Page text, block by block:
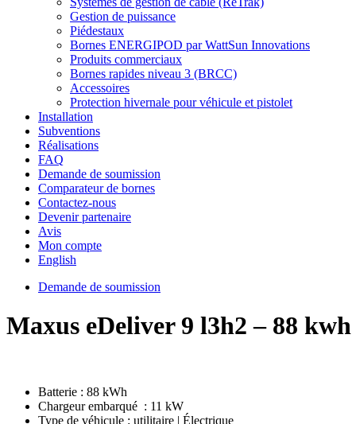
Gestion de puissance
Piédestaux
Bornes ENERGIPOD par WattSun Innovations
Produits commerciaux
Bornes rapides niveau 3 (BRCC)
Accessoires
Protection hivernale pour véhicule et pistolet
Installation
Subventions
Réalisations
FAQ
Demande de soumission
Comparateur de bornes
Contactez-nous
Devenir partenaire
Avis
Mon compte
English
Demande de soumission
Maxus eDeliver 9 l3h2 – 88 kwh
Batterie : 88 kWh
Chargeur embarqué : 11 kW
Type de véhicule : utilitaire | Électrique